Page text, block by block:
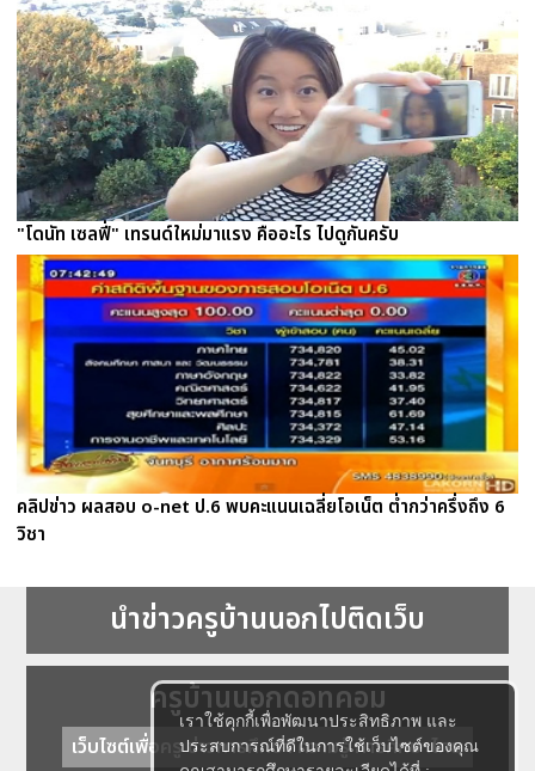
เราใช้คุกกี้เพื่อพัฒนาประสิทธิภาพ และ
ประสบการณ์ที่ดีในการใช้เว็บไซต์ของคุณ
"โดนัท เซลฟี่" เทรนด์ใหม่มาแรง คืออะไร ไปดูกันครับ
คลิปข่าว ผลสอบ o-net ป.6 พบคะแนนเฉลี่ยโอเน็ต ต่ำกว่าครึ่งถึง 6
วิชา
นำข่าวครูบ้านนอกไปติดเว็บ
ครูบ้านนอกดอทคอม
เว็บไซต์เพื่อครู ข่าวการศึกษา ความรู้ การศึกษาไทย